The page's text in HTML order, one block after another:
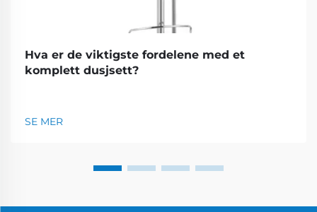
Hva er de viktigste fordelene med et
komplett dusjsett?
SE MER